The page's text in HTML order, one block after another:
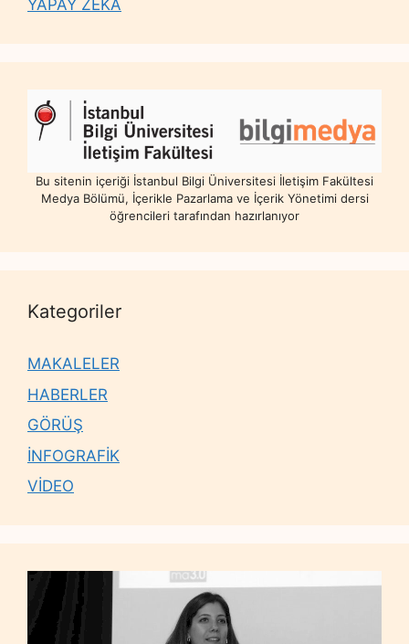
YAPAY ZEKÂ
Bu sitenin içeriği İstanbul Bilgi Üniversitesi İletişim Fakültesi
Medya Bölümü, İçerikle Pazarlama ve İçerik Yönetimi dersi
öğrencileri tarafından hazırlanıyor
Kategoriler
MAKALELER
HABERLER
GÖRÜŞ
İNFOGRAFİK
VİDEO